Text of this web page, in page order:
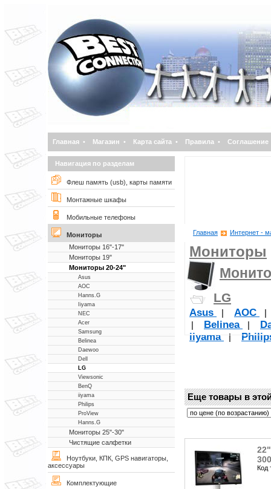
Главная • Магазин • Карта сайта • Правила • Соглашение
Навигация по разделам
Флеш память (usb), карты памяти
Монтажные шкафы
Мобильные телефоны
Мониторы
Мониторы 16"-17"
Мониторы 19"
Мониторы 20-24"
Asus
AOC
Hanns.G
Iiyama
NEC
Acer
Samsung
Belinea
Daewoo
Dell
LG
Viewsonic
BenQ
iiyama
Philips
ProView
Hanns.G
Мониторы 25"-30"
Чистящие салфетки
Ноутбуки, КПК, GPS навигаторы,
аксессуары
Комплектующие
Главная Интернет -
Мониторы
LG
Asus | AOC
|
Belinea |
iiyama
|
Еще товары в
Код